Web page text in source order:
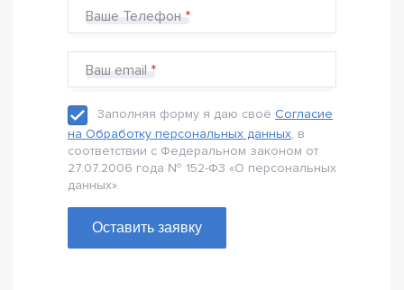
Ваше Телефон
Ваш email
Заполняя форму я даю своё Согласие
на Обработку персональных данных, в
соответствии с Федеральном законом от
27.07.2006 года № 152-Ф3 «О персональных
данных».
Оставить заявку